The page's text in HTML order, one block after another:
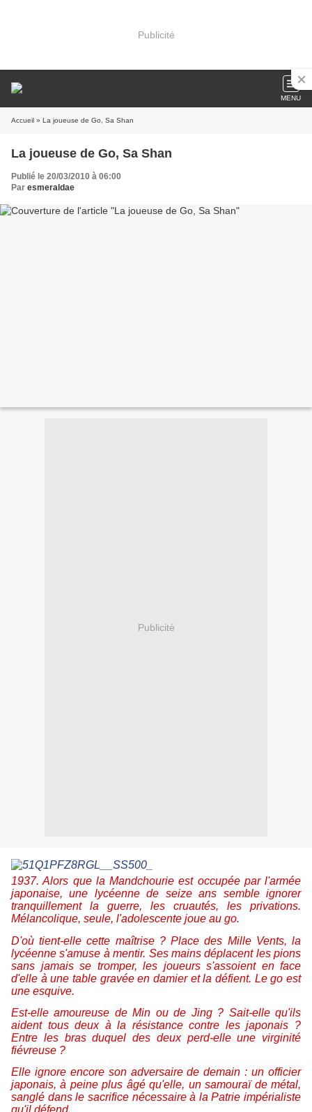
Publicité
MENU
Accueil » La joueuse de Go, Sa Shan
La joueuse de Go, Sa Shan
Publié le 20/03/2010 à 06:00
Par esmeraldae
Publicité
1937. Alors que la Mandchourie est occupée par l'armée
japonaise, une lycéenne de seize ans semble ignorer
tranquillement la guerre, les cruautés, les privations.
Mélancolique, seule, l'adolescente joue au go.
D'où tient-elle cette maîtrise ? Place des Mille Vents, la
lycéenne s'amuse à mentir. Ses mains déplacent les pions
sans jamais se tromper, les joueurs s'assoient en face
d'elle à une table gravée en damier et la défient. Le go est
une esquive.
Est-elle amoureuse de Min ou de Jing ? Sait-elle qu'ils
aident tous deux à la résistance contre les japonais ?
Entre les bras duquel des deux perd-elle une virginité
fiévreuse ?
Elle ignore encore son adversaire de demain : un officier
japonais, à peine plus âgé qu'elle, un samouraï de métal,
sanglé dans le sacrifice nécessaire à la Patrie impérialiste